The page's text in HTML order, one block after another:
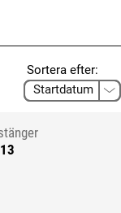
Sortera efter: